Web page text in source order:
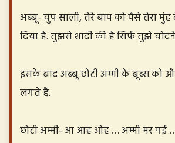
अब्बू- चुप साली, तेरे बाप को पैसे तेरा
दिया है. तुझसे शादी की है सिर्फ तुझे
इसके बाद अब्बू छोटी अम्मी के बूब्स को
लगते हैं.
छोटी अम्मी- आ आह ओह … अम्मी मर